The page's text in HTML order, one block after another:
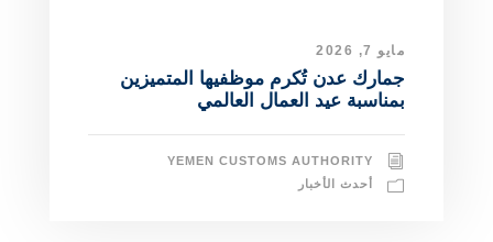
مايو 7, 2026
جمارك عدن تُكرم موظفيها المتميزين
بمناسبة عيد العمال العالمي ​
YEMEN CUSTOMS AUTHORITY
أحدث الأخبار